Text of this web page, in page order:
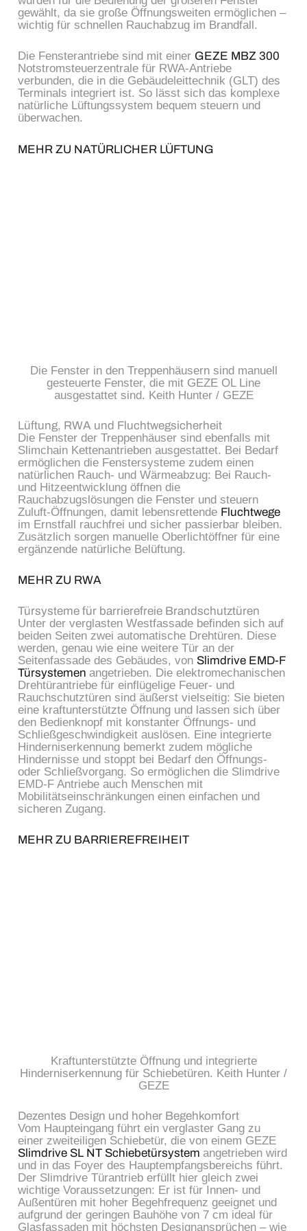
gewählt, da sie große Öffnungsweiten ermöglichen –
wichtig für schnellen Rauchabzug im Brandfall.
Die Fensterantriebe sind mit einer GEZE MBZ 300
Notstromsteuerzentrale für RWA-Antriebe
verbunden, die in die Gebäudeleittechnik (GLT) des
Terminals integriert ist. So lässt sich das komplexe
natürliche Lüftungssystem bequem steuern und
überwachen.
MEHR ZU NATÜRLICHER LÜFTUNG
Die Fenster in den Treppenhäusern sind manuell
gesteuerte Fenster, die mit GEZE OL Line
ausgestattet sind. Keith Hunter / GEZE
Lüftung, RWA und Fluchtwegsicherheit
Die Fenster der Treppenhäuser sind ebenfalls mit
Slimchain Kettenantrieben ausgestattet. Bei Bedarf
ermöglichen die Fenstersysteme zudem einen
natürlichen Rauch- und Wärmeabzug: Bei Rauch-
und Hitzeentwicklung öffnen die
Rauchabzugslösungen die Fenster und steuern
Zuluft-Öffnungen, damit lebensrettende Fluchtwege
im Ernstfall rauchfrei und sicher passierbar bleiben.
Zusätzlich sorgen manuelle Oberlichtöffner für eine
ergänzende natürliche Belüftung.
MEHR ZU RWA
Türsysteme für barrierefreie Brandschutztüren
Unter der verglasten Westfassade befinden sich auf
beiden Seiten zwei automatische Drehtüren. Diese
werden, genau wie eine weitere Tür an der
Seitenfassade des Gebäudes, von Slimdrive EMD-F
Türsystemenangetrieben. Die elektromechanischen
Drehtürantriebe für einflügelige Feuer- und
Rauchschutztüren sind äußerst vielseitig: Sie bieten
eine kraftunterstützte Öffnung und lassen sich über
den Bedienknopf mit konstanter Öffnungs- und
Schließgeschwindigkeit auslösen. Eine integrierte
Hinderniserkennung bemerkt zudem mögliche
Hindernisse und stoppt bei Bedarf den Öffnungs-
oder Schließvorgang. So ermöglichen die Slimdrive
EMD-F Antriebe auch Menschen mit
Mobilitätseinschränkungen einen einfachen und
sicheren Zugang.
MEHR ZU BARRIEREFREIHEIT
Kraftunterstützte Öffnung und integrierte
Hinderniserkennung für Schiebetüren. Keith Hunter /
GEZE
Dezentes Design und hoher Begehkomfort
Vom Haupteingang führt ein verglaster Gang zu
einer zweiteiligen Schiebetür, die von einem GEZE
Slimdrive SL NT Schiebetürsystemangetrieben wird
und in das Foyer des Hauptempfangsbereichs führt.
Der Slimdrive Türantrieb erfüllt hier gleich zwei
wichtige Voraussetzungen: Er ist für Innen- und
Außentüren mit hoher Begehfrequenz geeignet und
aufgrund der geringen Bauhöhe von 7 cm ideal für
Glasfassaden mit höchsten Designansprüchen – wie